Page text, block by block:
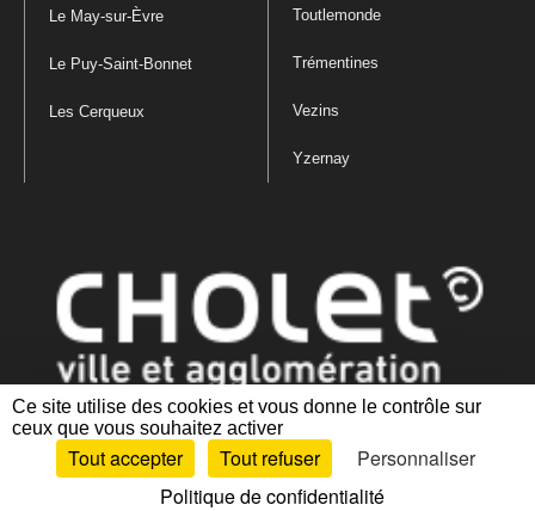
Ce site utilise des cookies et vous donne le contrôle sur
ceux que vous souhaitez activer
Tout accepter Tout refuser
Personnaliser
Politique de confidentialité
Le May-sur-Èvre
Le Puy-Saint-Bonnet
Les Cerqueux
Toutlemonde
Trémentines
Vezins
Yzernay
Mentions légales|Politique de confidentialité
des cookies |Plan du site Accessibilité : partiellement conforme